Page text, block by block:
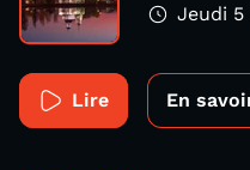
Jeudi 5
Lire En